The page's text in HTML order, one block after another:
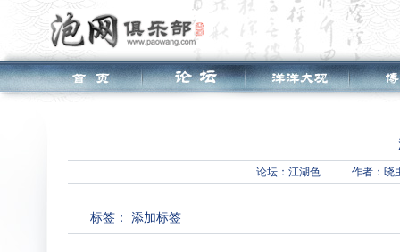
论坛： 江湖色 作者：晓
标签： 添加标签